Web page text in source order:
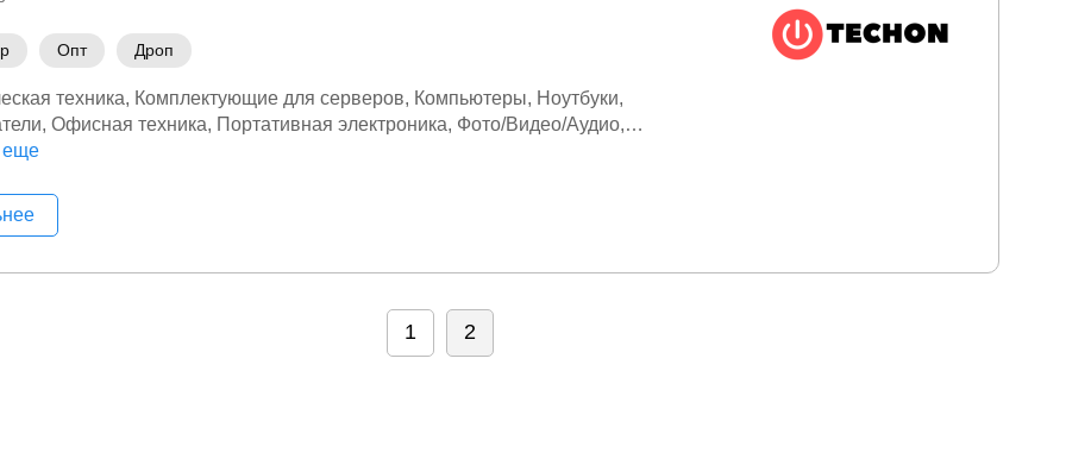
Опт Дроп
техника Комплектующие для серверов Компьютеры
Ноутбуки
Офисная техника Портативная электроника Фото/Видео/Аудио
еще
1 2